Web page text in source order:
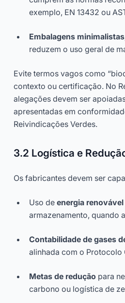
exemplo, EN 13432 ou
Embalagens
reduzem o uso geral de
Evite termos vagos como
contexto ou certificação. No
alegações devem ser
apresentadas em
Reivindicações Verdes.
3.2 Logística e
Os fabricantes devem ser
Uso de energia renovável
armazenamento, quando
Contabilidade de gases
alinhada com o Protocolo
Metas de redução para
carbono ou logística de